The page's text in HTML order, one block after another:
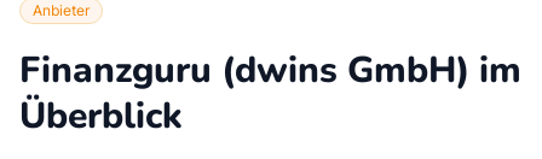
Anbieter
Finanzguru (dwins GmbH) im
Überblick